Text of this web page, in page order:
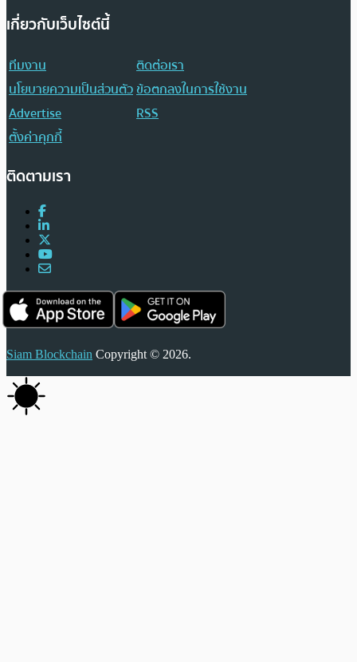
เกี่ยวกับเว็บไซต์นี้
ทีมงาน
ติดต่อเรา
นโยบายความเป็นส่วนตัวข้อตกลงในการใช้งาน
Advertise
RSS
ตั้งค่าคุกกี้
ติดตามเรา
Siam Blockchain Copyright © 2026.